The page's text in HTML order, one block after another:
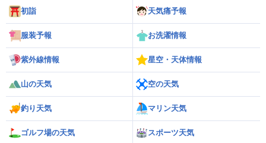
初詣 天気痛予報
服装予報 お洗濯情報
紫外線情報 星空・天体情報
山の天気 空の天気
釣り天気 マリン天気
ゴルフ場の天気 スポーツ天気